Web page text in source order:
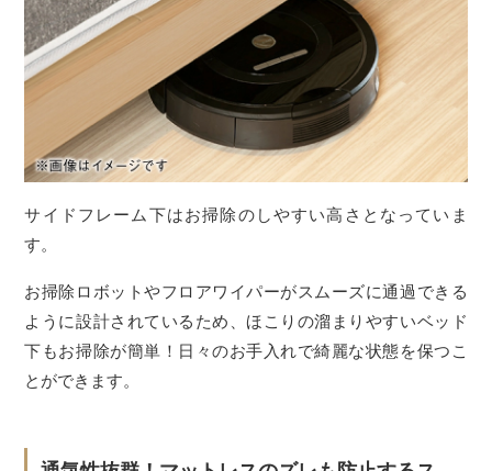
サイドフレーム下はお掃除のしやすい高さとなっていま
す。
お掃除ロボットやフロアワイパーがスムーズに通過できる
ように設計されているため、ほこりの溜まりやすいベッド
下もお掃除が簡単！日々のお手入れで綺麗な状態を保つこ
とができます。